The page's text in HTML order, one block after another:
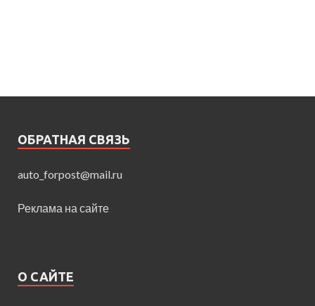
ОБРАТНАЯ СВЯЗЬ
auto_forpost@mail.ru
Реклама на сайте
О САЙТЕ